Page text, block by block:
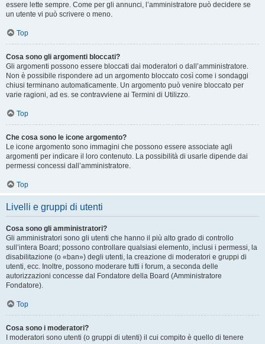
essere lette sempre. Come per gli annunci, l’amministratore può decidere se
un utente vi può scrivere o meno.
Top
Cosa sono gli argomenti bloccati?
Gli argomenti possono essere bloccati dai moderatori o dall’amministratore.
Non è possibile rispondere ad un argomento bloccato così come i sondaggi
chiusi terminano automaticamente. Un argomento può venire bloccato per
varie ragioni, ad es. se contravviene ai Termini di Utilizzo.
Top
Che cosa sono le icone argomento?
Le icone argomento sono immagini che possono essere associate agli
argomenti per indicare il loro contenuto. La possibilità di usarle dipende dai
permessi concessi dall’amministratore.
Top
Livelli e gruppi di utenti
Cosa sono gli amministratori?
Gli amministratori sono gli utenti che hanno il più alto grado di controllo
sull’intera Board; possono controllare qualsiasi elemento, inclusi i permessi, la
disabilitazione (o «ban») degli utenti, la creazione di moderatori e gruppi di
utenti, ecc. Inoltre, possono moderare tutti i forum, a seconda delle
autorizzazioni concesse dal Fondatore della Board (Amministratore
Fondatore).
Top
Cosa sono i moderatori?
I moderatori sono utenti (o gruppi di utenti) il cui compito è quello di tenere